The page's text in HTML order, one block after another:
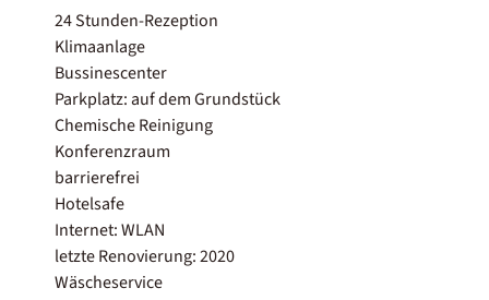
24 Stunden-Rezeption
Klimaanlage
Bussinescenter
Parkplatz: auf dem Grundstück
Chemische Reinigung
Konferenzraum
barrierefrei
Hotelsafe
Internet: WLAN
letzte Renovierung: 2020
Wäscheservice